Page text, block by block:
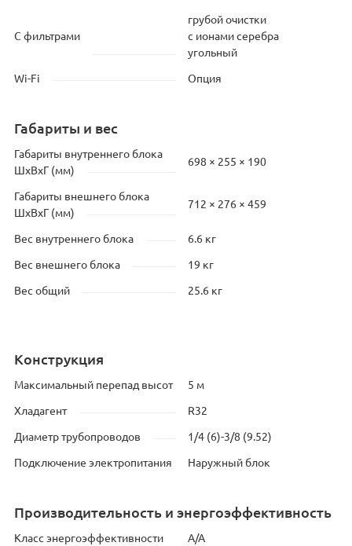
С фильтрами
грубой очистки
с ионами серебра
угольный
Wi-Fi Опция
Габариты и вес
Габариты внутреннего блока
ШхВхГ (мм)
698 × 255 × 190
Габариты внешнего блока
ШхВхГ (мм)
712 × 276 × 459
Вес внутреннего блока 6.6 кг
Вес внешнего блока 19 кг
Вес общий 25.6 кг
Конструкция
Максимальный перепад высот 5 м
Хладагент R32
Диаметр трубопроводов 1/4 (6)-3/8 (9.52)
Подключение электропитания Наружный блок
Производительность и энергоэффективность
Класс энергоэффективности А/А